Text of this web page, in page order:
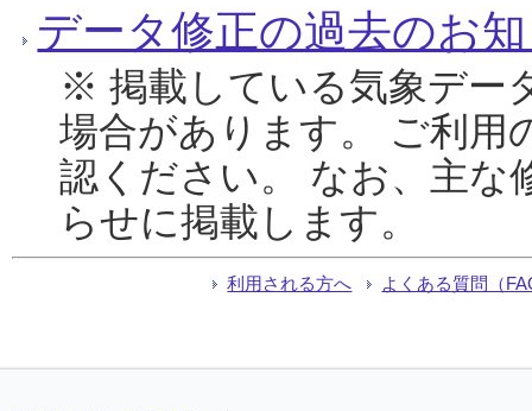
データ修正の過去のお
※ 掲載している気象デー
場合があります。 ご利用
認ください。 なお、主な
らせに掲載します。
利用される方へ よくある質問（